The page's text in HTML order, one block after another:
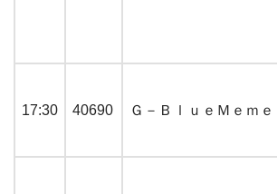
17:30 40690 Ｇ－ＢｌｕｅＭｅｍｅ